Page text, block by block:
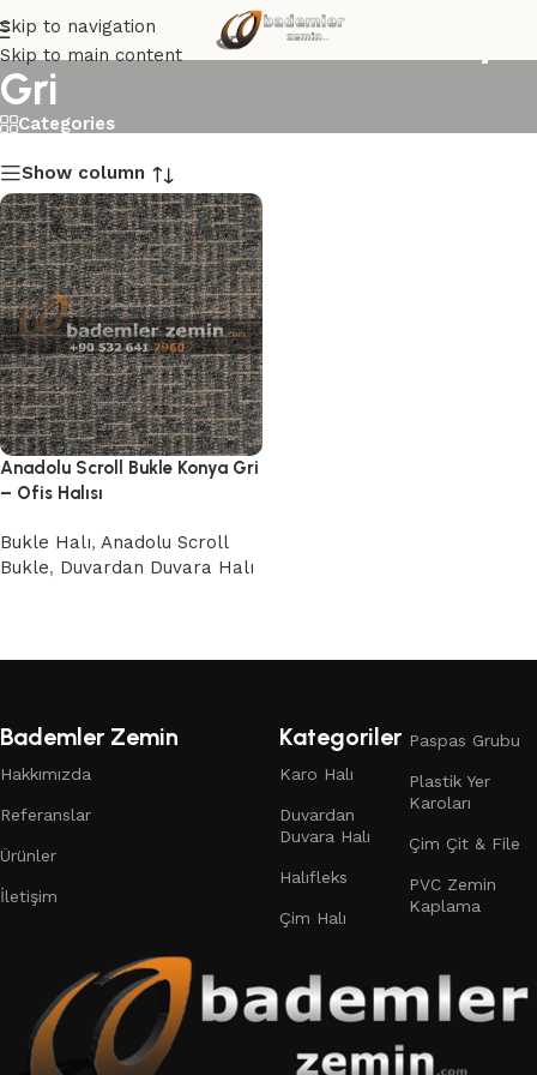
Skip to navigation
Skip to main content
Anadolu Scroll Bukle Konya
Gri
Categories
Show column
Anadolu Scroll Bukle Konya Gri
– Ofis Halısı
Bukle Halı, Anadolu Scroll
Bukle, Duvardan Duvara Halı
Bademler Zemin
Hakkımızda
Referanslar
Ürünler
İletişim
Kategoriler
Karo Halı
Duvardan
Duvara Halı
Halıfleks
Çim Halı
Paspas Grubu
Plastik Yer
Karoları
Çim Çit & File
PVC Zemin
Kaplama